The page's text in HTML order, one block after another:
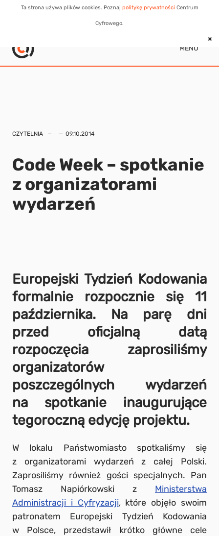
Ta strona używa plików cookies. Poznaj politykę prywatności Centrum
Cyfrowego.
MENU
CZYTELNIA 09.10.2014
Code Week – spotkanie
z organizatorami
wydarzeń
Europejski Tydzień Kodowania
formalnie rozpocznie się 11
października. Na parę dni
przed oficjalną datą
rozpoczęcia zaprosiliśmy
organizatorów
poszczególnych wydarzeń
na spotkanie inaugurujące
tegoroczną edycję projektu.
W lokalu Państwomiasto spotkaliśmy się
z organizatorami wydarzeń z całej Polski.
Zaprosiliśmy również gości specjalnych. Pan
Tomasz Napiórkowski z Ministerstwa
Administracji i Cyfryzacji, które objęło swoim
patronatem Europejski Tydzień Kodowania
w Polsce, przedstawił krótko główne cele